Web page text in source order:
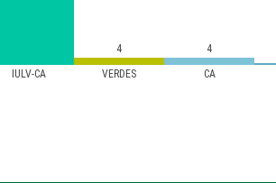
IULV-CA VERDES CA
4 4